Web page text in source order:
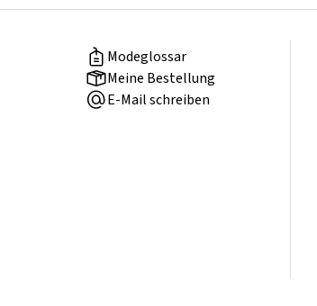
Modeglossar
Meine Bestellung
E-Mail schreiben